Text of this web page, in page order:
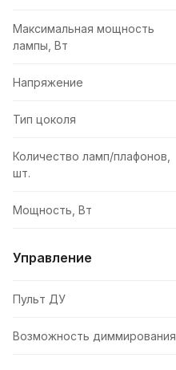
Максимальная мощность
лампы, Вт
Напряжение
Тип цоколя
Количество ламп/плафонов,
шт.
Мощность, Вт
Управление
Пульт ДУ
Возможность диммирования